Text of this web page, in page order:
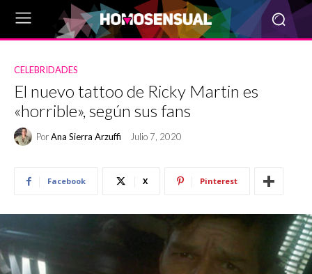
CELEBRIDADES
El nuevo tattoo de Ricky Martin es
«horrible», según sus fans
PorAna Sierra Arzuffi Julio 7, 2020
Facebook X Pinterest